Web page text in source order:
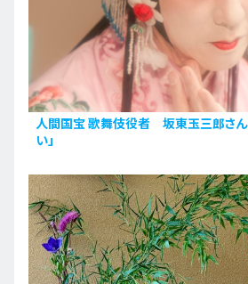
人間国宝 歌舞伎役者 坂東玉三郎さ
い」